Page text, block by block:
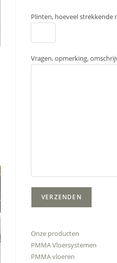
Plinten, hoeveel strekkende
Vragen, opmerking,
Onze producten
PMMA Vloersystemen
PMMA vloeren